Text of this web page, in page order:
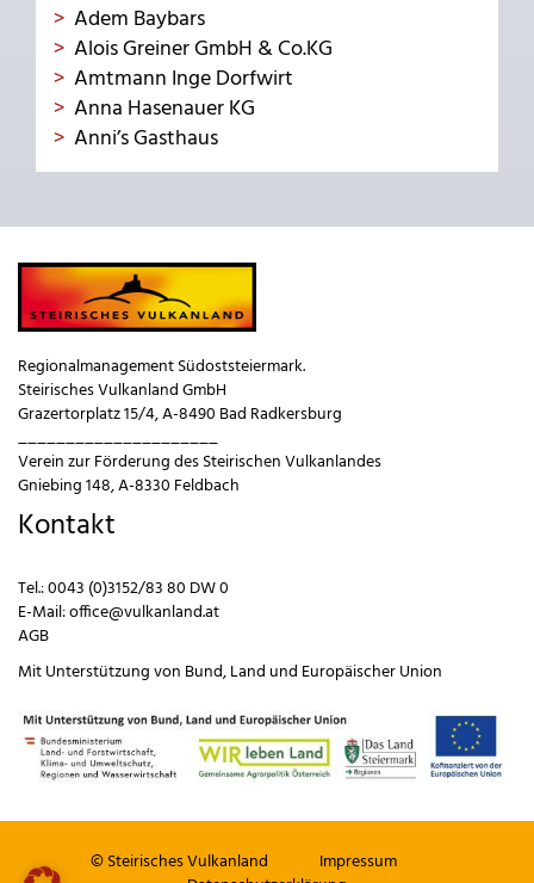
Adem Baybars
Alois Greiner GmbH & Co.KG
Amtmann Inge Dorfwirt
Anna Hasenauer KG
Anni’s Gasthaus
Regionalmanagement Südoststeiermark.
Steirisches Vulkanland GmbH
Grazertorplatz 15/4, A-8490 Bad Radkersburg
_____________________
Verein zur Förderung des Steirischen Vulkanlandes
Gniebing 148, A-8330 Feldbach
Kontakt
Tel.:0043 (0)3152/83 80 DW 0
E-Mail:office@vulkanland.at
AGB
Mit Unterstützung von Bund,Land und Europäischer Union
© Steirisches Vulkanland
Impressum